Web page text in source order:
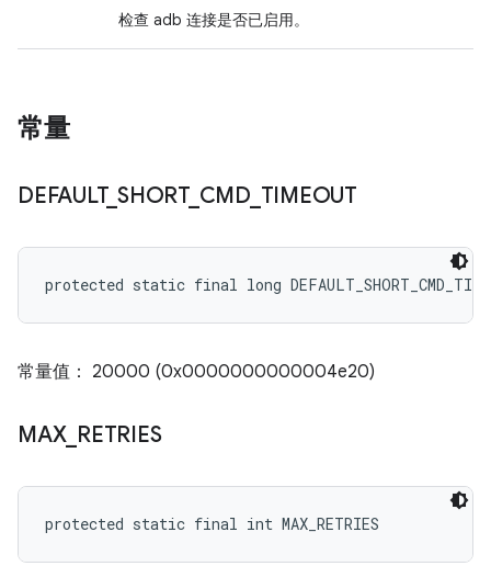
检查 adb 连接是否已启用。
常量
DEFAULT_ SHORT_ CMD_ TIMEOUT
protected static final long
常量值： 20000 (0x0000000000004e20)
MAX_ RETRIES
protected static final int MAX_RETRIES